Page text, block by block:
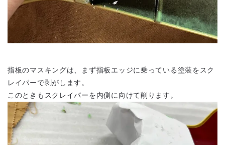
指板のマスキングは、まず指板エッジに乗っている塗装をスク
レイパーで剥がします。
このときもスクレイパーを内側に向けて削ります。